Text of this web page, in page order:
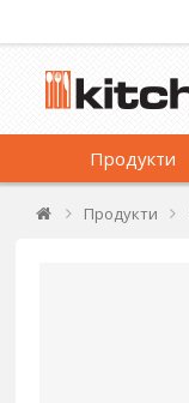
Продукти
Продукти